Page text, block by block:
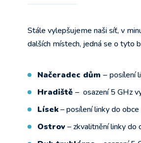
Stále vylepšujeme naši síť, v
dalších místech, jedná se o tyto
Načeradec dům – posílení
Hradiště – osazení 5 GHz
Lísek– posílení linky do obce
Ostrov– zkvalitnění linky do